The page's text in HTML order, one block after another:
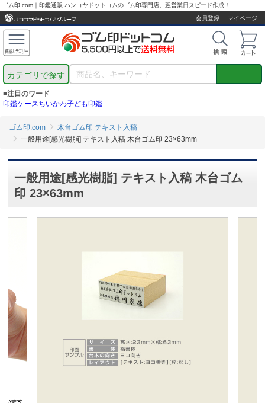
ゴム印.com｜印鑑通販 ハンコヤドットコムのゴム印専門店。翌営業日スピード作成！
会員登録
マイページ
カテゴリで探す
■注目のワード
印鑑ケースちいかわ子ども印鑑
ゴム印.com
木台ゴム印 テキスト入稿
一般用途[感光樹脂] テキスト入稿 木台ゴム印 23×63mm
一般用途[感光樹脂] テキスト入稿 木台ゴム
印 23×63mm